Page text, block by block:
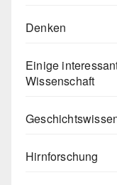
Denken
Einige
Wissenschaft
Hirnforschung